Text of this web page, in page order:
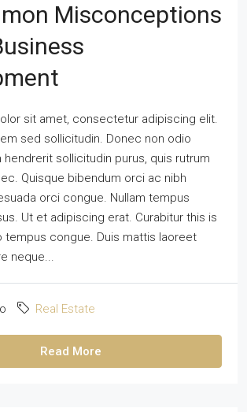
Misconceptions
sit amet, consectetur adipiscing elit.
sed sollicitudin. Donec non odio
hendrerit sollicitudin purus, quis rutrum
Quisque bibendum orci ac nibh
orci congue. Nullam tempus
Ut et adipiscing erat. Curabitur this is
tempus congue. Duis mattis laoreet
neque...
Real Estate
Read More